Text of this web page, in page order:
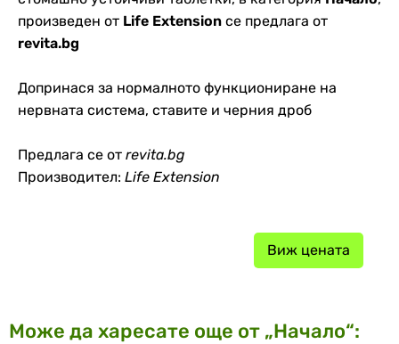
произведен от Life Extension се предлага от
revita.bg
Допринася за нормалното функциониране на
нервната система, ставите и черния дроб
Предлага се от revita.bg
Производител: Life Extension
Виж цената
Може да харесате още от „Начало“: